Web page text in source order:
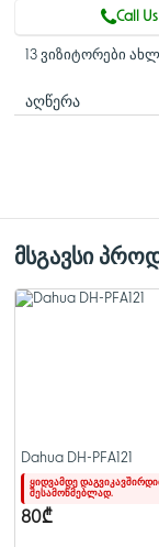
Call Us
13 ვიზიტორები
ᲐᲦᲬᲔᲠᲐ
DC12V1.5A
>მაჩვენებლის
>მხარდაჭერა -
მუშაობისთვის,
ეფექტურობა ამ
>ზუსტი დაცვა
მსგავსი
Dahua DH-PFA121
ყიდვამდე
შესამოწმებლად.
80₾